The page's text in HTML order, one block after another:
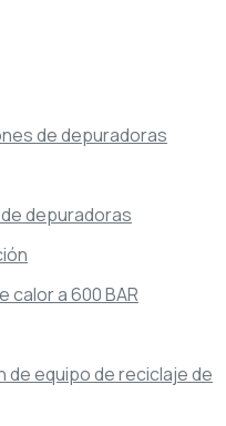
de depuradoras
depuradoras
calor a 600 BAR
de equipo de reciclaje de